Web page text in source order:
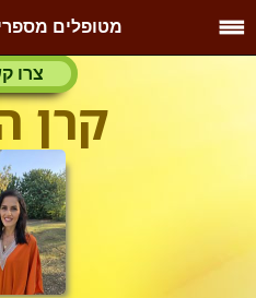
מטופלים
צרו
קרן